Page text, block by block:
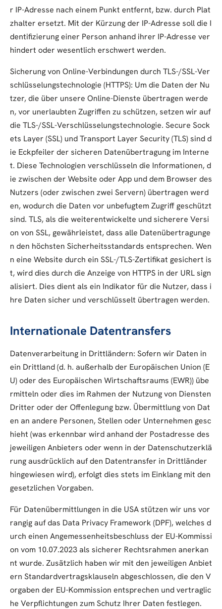
r IP-Adresse nach einem Punkt entfernt, bzw. durch Plat
zhalter ersetzt. Mit der Kürzung der IP-Adresse soll die I
dentifizierung einer Person anhand ihrer IP-Adresse ver
hindert oder wesentlich erschwert werden.
Sicherung von Online-Verbindungen durch TLS-/SSL-Ver
schlüsselungstechnologie (HTTPS): Um die Daten der Nu
tzer, die über unsere Online-Dienste übertragen werde
n, vor unerlaubten Zugriffen zu schützen, setzen wir auf
die TLS-/SSL-Verschlüsselungstechnologie. Secure Sock
ets Layer (SSL) und Transport Layer Security (TLS) sind d
ie Eckpfeiler der sicheren Datenübertragung im Interne
t. Diese Technologien verschlüsseln die Informationen, d
ie zwischen der Website oder App und dem Browser des
Nutzers (oder zwischen zwei Servern) übertragen werd
en, wodurch die Daten vor unbefugtem Zugriff geschützt
sind. TLS, als die weiterentwickelte und sicherere Versi
on von SSL, gewährleistet, dass alle Datenübertragunge
n den höchsten Sicherheitsstandards entsprechen. Wen
n eine Website durch ein SSL-/TLS-Zertifikat gesichert is
t, wird dies durch die Anzeige von HTTPS in der URL sign
alisiert. Dies dient als ein Indikator für die Nutzer, dass i
hre Daten sicher und verschlüsselt übertragen werden.
Internationale Datentransfers
Datenverarbeitung in Drittländern: Sofern wir Daten in
ein Drittland (d. h. außerhalb der Europäischen Union (E
U) oder des Europäischen Wirtschaftsraums (EWR)) übe
rmitteln oder dies im Rahmen der Nutzung von Diensten
Dritter oder der Offenlegung bzw. Übermittlung von Dat
en an andere Personen, Stellen oder Unternehmen gesc
hieht (was erkennbar wird anhand der Postadresse des
jeweiligen Anbieters oder wenn in der Datenschutzerklä
rung ausdrücklich auf den Datentransfer in Drittländer
hingewiesen wird), erfolgt dies stets im Einklang mit den
gesetzlichen Vorgaben.
Für Datenübermittlungen in die USA stützen wir uns vor
rangig auf das Data Privacy Framework (DPF), welches d
urch einen Angemessenheitsbeschluss der EU-Kommissi
on vom 10.07.2023 als sicherer Rechtsrahmen anerkan
nt wurde. Zusätzlich haben wir mit den jeweiligen Anbiet
ern Standardvertragsklauseln abgeschlossen, die den V
orgaben der EU-Kommission entsprechen und vertraglic
he Verpflichtungen zum Schutz Ihrer Daten festlegen.